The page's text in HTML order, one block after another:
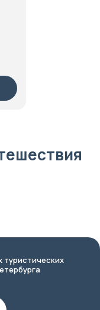
туристических